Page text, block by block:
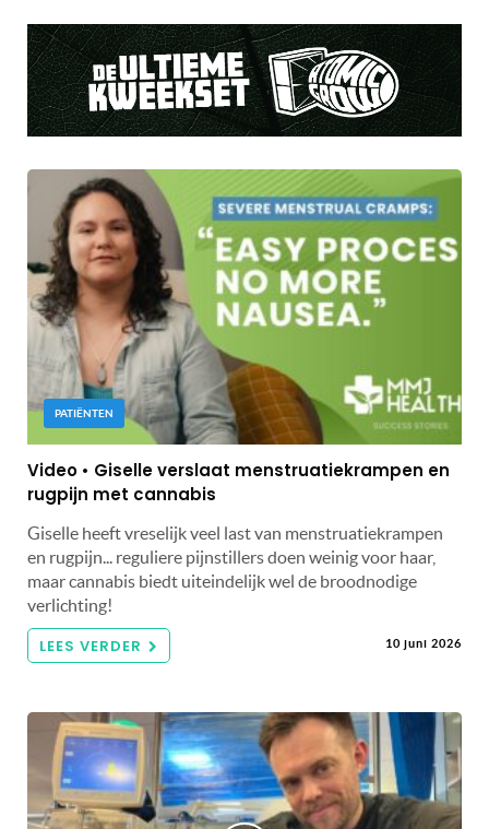
PATIËNTEN
Video • Giselle verslaat menstruatiekrampen en
rugpijn met cannabis
Giselle heeft vreselijk veel last van menstruatiekrampen
en rugpijn... reguliere pijnstillers doen weinig voor haar,
maar cannabis biedt uiteindelijk wel de broodnodige
verlichting!
LEES VERDER 10 juni 2026